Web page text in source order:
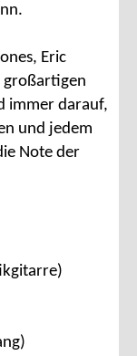
Eric
großartigen
immer darauf,
und jedem
Note der